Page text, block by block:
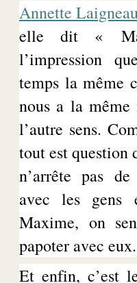
Annette
elle dit «
l’impression
temps la même
nous a la même
l’autre sens.
tout est
n’arrête pas
avec les gens
Maxime, on
papoter avec eux.
Et enfin, c’est